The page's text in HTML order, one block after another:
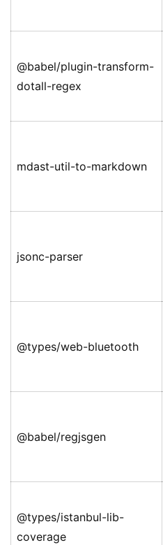
@babel/plugin-transform-
dotall-regex
mdast-util-to-markdown
jsonc-parser
@types/web-bluetooth
@babel/regjsgen
@types/istanbul-lib-
coverage